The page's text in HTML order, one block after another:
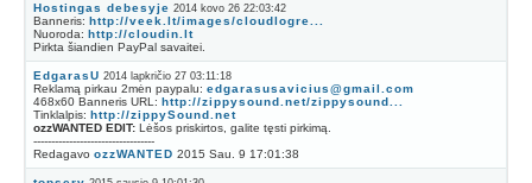
Hostingas debesyje 2014 kovo 26 22:03:42
Banneris: http://veek.lt/images/cloudlogre...
Nuoroda: http://cloudin.lt
Pirkta šiandien PayPal savaitei.
EdgarasU 2014 lapkričio 27 03:11:18
Reklamą pirkau 2mėn paypalu: edgarasusavicius@gmail.com
468x60 Banneris URL: http://zippysound.net/zippysound...
Tinklalpis: http://zippySound.net
ozzWANTED EDIT:Lėšos priskirtos, galite tęsti pirkimą.
----------------------------------
Redagavo ozzWANTED 2015 Sau. 9 17:01:38